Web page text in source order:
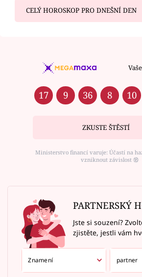
CELÝ HOROSKOP PRO DNEŠNÍ DEN
17 9 36 8 10
ZKUSTE ŠTĚSTÍ
Ministerstvo financí varuje: Účastí na
vzniknout závislost ⑱
PARTNERSKÝ
Jste si souzení?
zjistěte, jestli vám